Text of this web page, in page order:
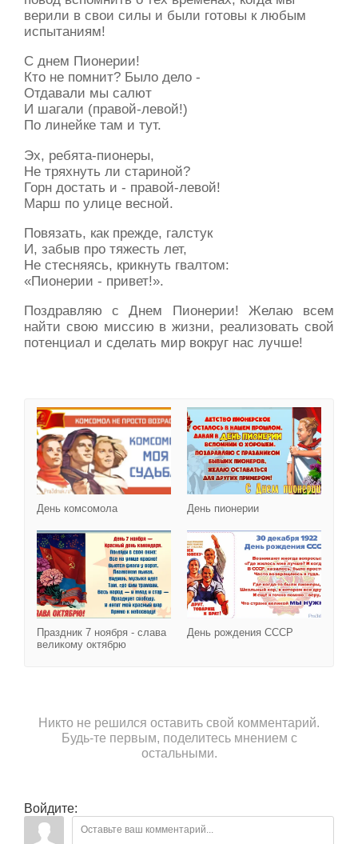
верили в свои силы и были готовы к любым
испытаниям!
С днем Пионерии!
Кто не помнит? Было дело -
Отдавали мы салют
И шагали (правой-левой!)
По линейке там и тут.
Эх, ребята-пионеры,
Не тряхнуть ли стариной?
Горн достать и - правой-левой!
Марш по улице весной.
Повязать, как прежде, галстук
И, забыв про тяжесть лет,
Не стесняясь, крикнуть гвалтом:
«Пионерии - привет!».
Поздравляю с Днем Пионерии! Желаю всем
найти свою миссию в жизни, реализовать свой
потенциал и сделать мир вокруг нас лучше!
День комсомола
День комсомола
День пионерии
Праздник 7 ноября - слава
великому октябрю
Праздник 7 ноября -
День рождения СССР
Никто не решился оставить свой комментарий.
Будь-те первым, поделитесь мнением с
остальными.
Войдите: